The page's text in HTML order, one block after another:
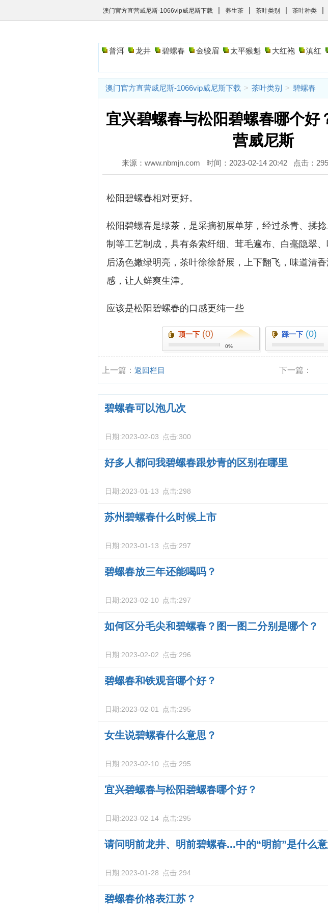
澳门官方直营威尼斯-1066vip威尼斯下载 | 养生茶 | 茶叶类别 | 茶叶种类 |
普洱 龙井 碧螺春 金骏眉 太平猴魁 大红袍 滇红
澳门官方直营威尼斯-1066vip威尼斯下载 > 茶叶类别 > 碧螺春
宜兴碧螺春与松阳碧螺春哪个好
营威尼斯
来源：www.nbmjn.com 时间：2023-02-14 20:42 点击：
松阳碧螺春相对更好。
松阳碧螺春是绿茶，是采摘初展单芽，经过杀青、揉
制等工艺制成，具有条索纤细、茸毛遍布、白毫隐翠
后汤色嫩绿明亮，茶叶徐徐舒展，上下翻飞，味道清
感，让人鲜爽生津。
应该是松阳碧螺春的口感更纯一些
顶一下 (0)
0%
踩一下 (0)
上一篇： 返回栏目 下一篇：
碧螺春可以泡几次
日期:2023-02-03 点击:300
好多人都问我碧螺春跟炒青的区别在哪里
日期:2023-01-13 点击:298
苏州碧螺春什么时候上市
日期:2023-01-13 点击:297
碧螺春放三年还能喝吗？
日期:2023-02-10 点击:297
如何区分毛尖和碧螺春？图一图二分别是哪个？
日期:2023-02-02 点击:296
碧螺春和铁观音哪个好？
日期:2023-02-01 点击:295
女生说碧螺春什么意思？
日期:2023-02-10 点击:295
宜兴碧螺春与松阳碧螺春哪个好？
日期:2023-02-14 点击:295
请问明前龙井、明前碧螺春...中的“明前”是什么意
日期:2023-01-28 点击:294
碧螺春价格表江苏？